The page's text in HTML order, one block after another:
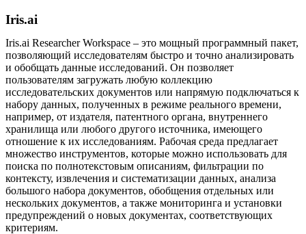
Iris.ai
Iris.ai Researcher Workspace – это мощный программный пакет,
позволяющий исследователям быстро и точно анализировать
и обобщать данные исследований. Он позволяет
пользователям загружать любую коллекцию
исследовательских документов или напрямую подключаться к
набору данных, полученных в режиме реального времени,
например, от издателя, патентного органа, внутреннего
хранилища или любого другого источника, имеющего
отношение к их исследованиям. Рабочая среда предлагает
множество инструментов, которые можно использовать для
поиска по полнотекстовым описаниям, фильтрации по
контексту, извлечения и систематизации данных, анализа
большого набора документов, обобщения отдельных или
нескольких документов, а также мониторинга и установки
предупреждений о новых документах, соответствующих
критериям.